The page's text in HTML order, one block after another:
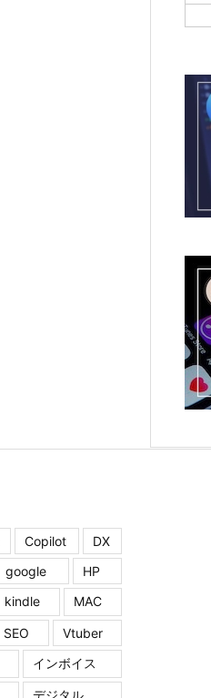
Copilot
DX
google
HP
kindle MAC
SEO
Vtuber
インボイス
デジタル